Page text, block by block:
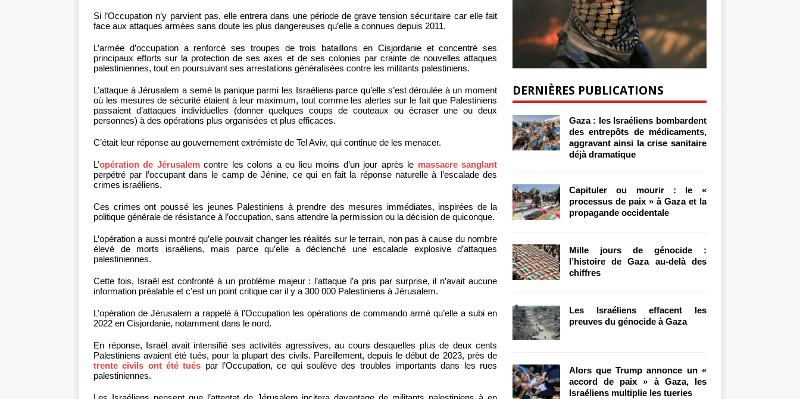
Si l’Occupation n’y parvient pas, elle entrera dans une période de grave tension sécuritaire car elle fait
face aux attaques armées sans doute les plus dangereuses qu’elle a connues depuis 2011.
L’armée d’occupation a renforcé ses troupes de trois bataillons en Cisjordanie et concentré ses
principaux efforts sur la protection de ses axes et de ses colonies par crainte de nouvelles attaques
palestiniennes, tout en poursuivant ses arrestations généralisées contre les militants palestiniens.
L’attaque à Jérusalem a semé la panique parmi les Israéliens parce qu’elle s’est déroulée à un moment
où les mesures de sécurité étaient à leur maximum, tout comme les alertes sur le fait que Palestiniens
passaient d’attaques individuelles (donner quelques coups de couteaux ou écraser une ou deux
personnes) à des opérations plus organisées et plus efficaces.
C’était leur réponse au gouvernement extrémiste de Tel Aviv, qui continue de les menacer.
L’opération de Jérusalemcontre les colons a eu lieu moins d’un jour après le massacre sanglant
perpétré par l’occupant dans le camp de Jénine, ce qui en fait la réponse naturelle à l’escalade des
crimes israéliens.
Ces crimes ont poussé les jeunes Palestiniens à prendre des mesures immédiates, inspirées de la
politique générale de résistance à l’occupation, sans attendre la permission ou la décision de quiconque.
L’opération a aussi montré qu’elle pouvait changer les réalités sur le terrain, non pas à cause du nombre
élevé de morts israéliens, mais parce qu’elle a déclenché une escalade explosive d’attaques
palestiniennes.
Cette fois, Israël est confronté à un problème majeur : l’attaque l’a pris par surprise, il n’avait aucune
information préalable et c’est un point critique car il y a 300 000 Palestiniens à Jérusalem.
L’opération de Jérusalem a rappelé à l’Occupation les opérations de commando armé qu’elle a subi en
2022 en Cisjordanie, notamment dans le nord.
En réponse, Israël avait intensifié ses activités agressives, au cours desquelles plus de deux cents
Palestiniens avaient été tués, pour la plupart des civils. Pareillement, depuis le début de 2023, près de
trente civils ont été tués par l’Occupation, ce qui soulève des troubles importants dans les rues
palestiniennes.
DERNIÈRES PUBLICATIONS
Gaza : les Israéliens bombardent
des entrepôts de médicaments,
aggravant ainsi la crise sanitaire
déjà dramatique
Capituler ou mourir : le «
processus de paix » à Gaza et la
propagande occidentale
Mille jours de génocide :
l’histoire de Gaza au-delà des
chiffres
Les Israéliens effacent les
preuves du génocide à Gaza
Alors que Trump annonce un «
accord de paix » à Gaza, les
Israéliens multiplie les tueries